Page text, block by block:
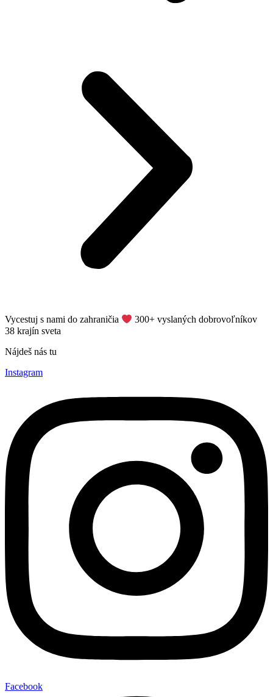
Vycestuj s nami do zahraničia
​ 300+ vyslaných dobrovoľníkov
38 krajín sveta
Nájdeš nás tu
Instagram
Facebook